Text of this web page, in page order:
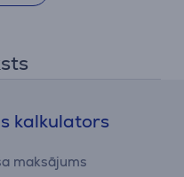
kalkulators
maksājums